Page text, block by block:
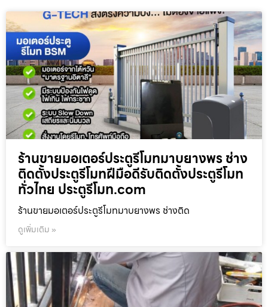
ร้านขายมอเตอร์ประตูรีโมทมาบยางพร ช่าง
ติดตั้งประตูรีโมทฝีมือดีรับติดตั้งประตูรีโมท
ทั่วไทย ประตูรีโมท.com
ร้านขายมอเตอร์ประตูรีโมทมาบยางพร ช่างติด
ดูเพิ่มเติม »